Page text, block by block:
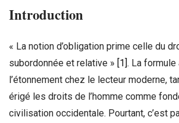
Introduction
« La notion d’obligation prime celle du
subordonnée et relative » [1]. La
l’étonnement chez le lecteur moderne,
érigé les droits de l’homme comme
civilisation occidentale. Pourtant, c’est